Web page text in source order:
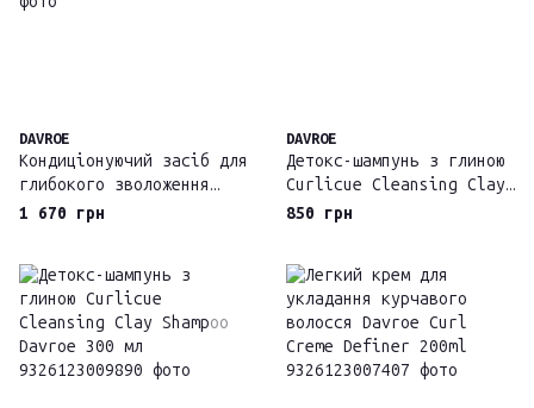
DAVROE
Кондиціонуючий засіб для
глибокого зволоження
волосся MCT Moisture
1 670 грн
DAVROE
Детокс-шампунь з глиною
Curlicue Cleansing Clay
Shampoo Davroe 100 мл
850 грн